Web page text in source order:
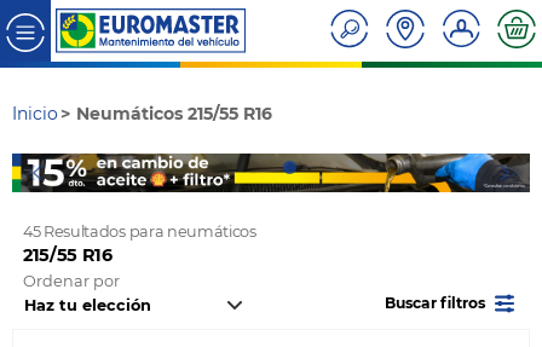
Inicio Neumáticos 215/55 R16
45 Resultados para neumáticos
215/55 R16
Ordenar por
Buscar filtros